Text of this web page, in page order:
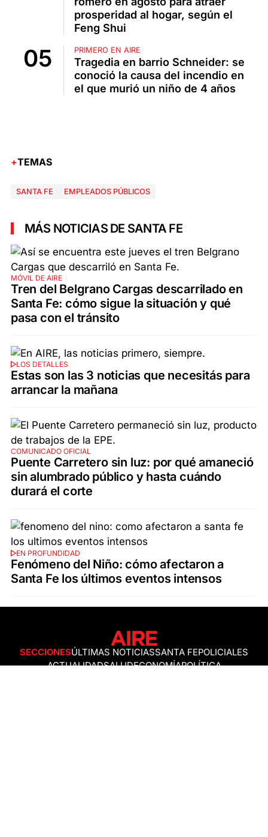
prosperidad al hogar, según el
Feng Shui
PRIMERO EN AIRE
Tragedia en barrio Schneider: se
conoció la causa del incendio en
el que murió un niño de 4 años
TEMAS
SANTA FE EMPLEADOS PÚBLICOS
MÁS NOTICIAS DE SANTA FE
MÓVIL DE AIRE
Tren del Belgrano Cargas descarrilado en
Santa Fe: cómo sigue la situación y qué
pasa con el tránsito
LOS DETALLES
Estas son las 3 noticias que necesitás para
arrancar la mañana
COMUNICADO OFICIAL
Puente Carretero sin luz: por qué amaneció
sin alumbrado público y hasta cuándo
durará el corte
EN PROFUNDIDAD
Fenómeno del Niño: cómo afectaron a
Santa Fe los últimos eventos intensos
SECCIONESÚLTIMAS NOTICIASSANTA FEPOLICIALES
ACTUALIDADSALUDECONOMÍAPOLÍTICA